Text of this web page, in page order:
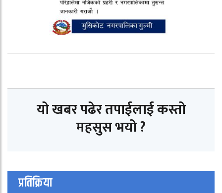
यो खबर पढेर तपाईलाई कस्तो
महसुस भयो ?
प्रतिक्रिया